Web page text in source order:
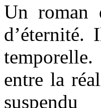
Un roman
d’éternité.
entre la